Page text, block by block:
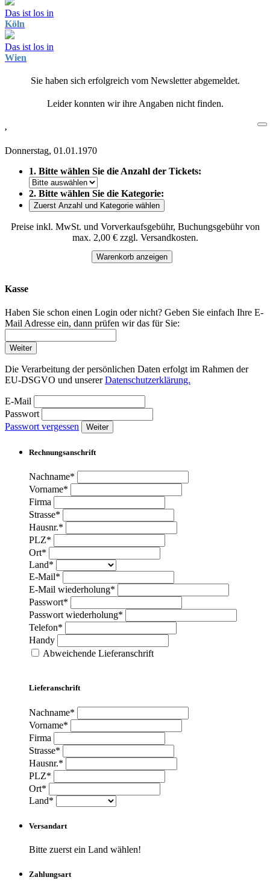
Das ist los in
Köln
Das ist los in
Wien
Sie haben sich erfolgreich vom Newsletter abgemeldet.
Leider konnten wir ihre Angaben nicht finden.
,
Donnerstag, 01.01.1970
1. Bitte wählen Sie die Anzahl der Tickets:
2. Bitte wählen Sie die Kategorie:
Zuerst Anzahl und Kategorie wählen
Preise inkl. MwSt. und Vorverkaufsgebühr, Buchungsgebühr von
max. 2,00 € zzgl. Versandkosten.
Warenkorb anzeigen
Kasse
Haben Sie schon einen Login oder nicht? Geben Sie einfach Ihre E-
Mail Adresse ein, dann prüfen wir das für Sie:
Weiter
Die Verarbeitung der persönlichen Daten erfolgt im Rahmen der
EU-DSGVO und unsererDatenschutzerklärung.
E-Mail
Passwort
Passwort vergessen
Weiter
Rechnungsanschrift
Nachname*
Vorname*
Firma
Strasse*
Hausnr.*
PLZ*
Ort*
Land*
E-Mail*
E-Mail wiederholung*
Passwort*
Passwort wiederholung*
Telefon*
Handy
Abweichende Lieferanschrift
Lieferanschrift
Nachname*
Vorname*
Firma
Strasse*
Hausnr.*
PLZ*
Ort*
Land*
Versandart
Bitte zuerst ein Land wählen!
Zahlungsart